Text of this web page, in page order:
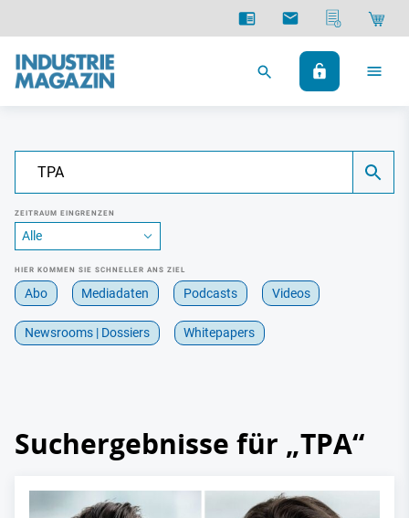
ZEITRAUM EINGRENZEN
HIER KOMMEN SIE SCHNELLER ANS ZIEL
Abo Mediadaten Podcasts Videos
Newsrooms | Dossiers Whitepapers
Suchergebnisse für „TPA“